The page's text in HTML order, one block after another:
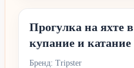
Прогулка на яхте
купание и катание
Бренд: Tripster